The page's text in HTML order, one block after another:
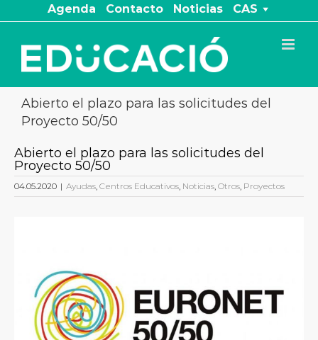
al
contenido
Agenda Contacto Noticias CAS
Abierto el plazo para las solicitudes del
Proyecto 50/50
Abierto el plazo para las solicitudes del
Proyecto 50/50
04.05.2020 | Ayudas, Centros Educativos, Noticias, Otros, Proyectos